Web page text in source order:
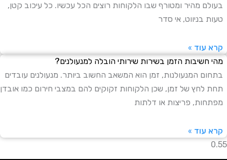
מהיר ומטורף שבו הלקוחות רוצים הכל עכשיו. כל עיכוב קטן,
בניווט, אי סדר
עוד »
חשיבות הזמן בשירות שירותי הובלה למנעולנים?
המנעולנות, זמן הוא המשאב החשוב ביותר. מנעולנים עובדים
לחץ של זמן, שכן הלקוחות זקוקים להם במצבי חירום כמו אובדן
פריצות או דלתות
עוד »